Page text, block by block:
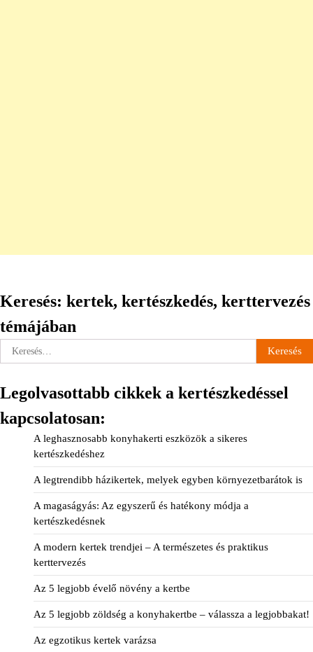
Keresés: kertek, kertészkedés, kerttervezés
témájában
Keresés:
Legolvasottabb cikkek a kertészkedéssel
kapcsolatosan:
A leghasznosabb konyhakerti eszközök a sikeres
kertészkedéshez
A legtrendibb házikertek, melyek egyben környezetbarátok is
A magaságyás: Az egyszerű és hatékony módja a
kertészkedésnek
A modern kertek trendjei – A természetes és praktikus
kerttervezés
Az 5 legjobb évelő növény a kertbe
Az 5 legjobb zöldség a konyhakertbe – válassza a legjobbakat!
Az egzotikus kertek varázsa